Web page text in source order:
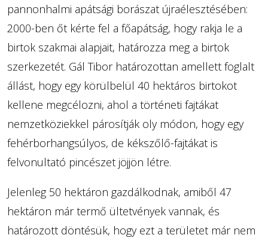
pannonhalmi apátsági borászat újraélesztésében:
2000-ben őt kérte fel a főapátság, hogy rakja le a
birtok szakmai alapjait, határozza meg a birtok
szerkezetét. Gál Tibor határozottan amellett foglalt
állást, hogy egy körülbelül 40 hektáros birtokot
kellene megcélozni, ahol a történeti fajtákat
nemzetköziekkel párosítják oly módon, hogy egy
fehérborhangsúlyos, de kékszőlő-fajtákat is
felvonultató pincészet jöjjön létre.
Jelenleg 50 hektáron gazdálkodnak, amiből 47
hektáron már termő ültetvények vannak, és
határozott döntésük, hogy ezt a területet már nem